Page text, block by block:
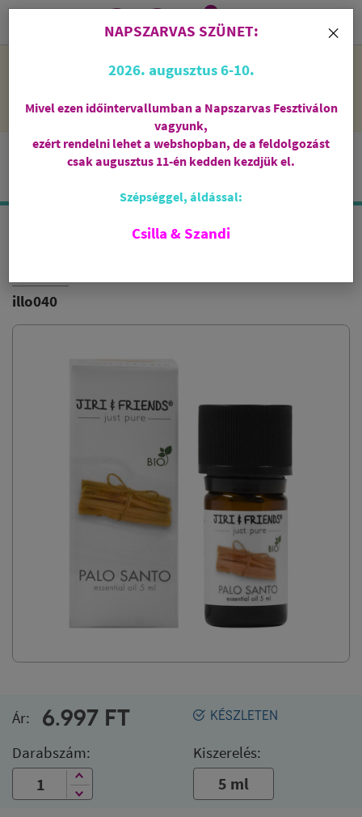
NAPSZARVAS SZÜNET: 2026. augusztus 6-10 - rendelni lehet
feldolgozni őket.
i
0
PALO SANTO ILLÓOLAJ
illo040
KÉSZLETEN
Ár: 6.997 FT
Darabszám: Kiszerelés:
5 ml
×
NAPSZARVAS SZÜNET:
2026. augusztus 6-10.
Mivel ezen időintervallumban a Napszarvas Fesztiválon
vagyunk,
ezért rendelni lehet a webshopban, de a feldolgozást
csak augusztus 11-én kedden kezdjük el.
Szépséggel, áldással:
Csilla & Szandi